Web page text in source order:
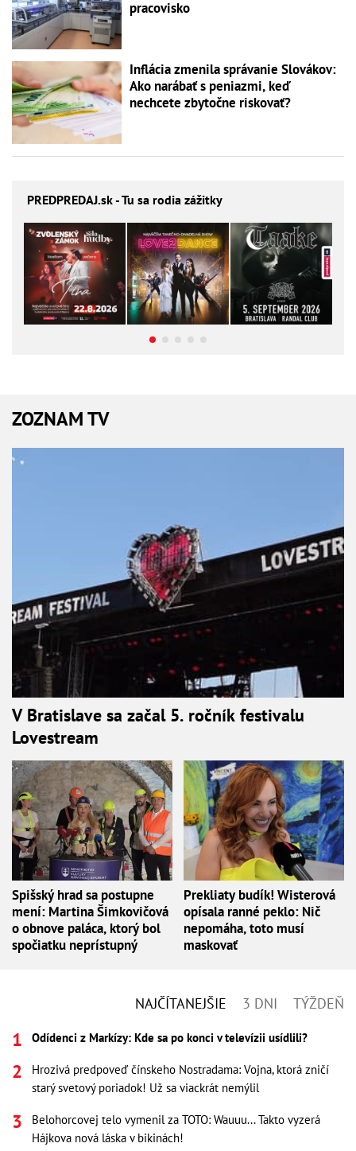
pracovisko
Inflácia zmenila správanie Slovákov:
Ako narábať s peniazmi, keď
nechcete zbytočne riskovať?
PREDPREDAJ.sk - Tu sa rodia zážitky
ZOZNAM TV
V Bratislave sa začal 5. ročník festivalu
Lovestream
Spišský hrad sa postupne
mení: Martina Šimkovičová
o obnove paláca, ktorý bol
spočiatku neprístupný
Prekliaty budík! Wisterová
opísala ranné peklo: Nič
nepomáha, toto musí
maskovať
NAJČÍTANEJŠIE 3 DNI TÝŽDEŇ
Odídenci z Markízy: Kde sa po konci v televízii usídlili?
Hrozivá predpoveď čínskeho Nostradama: Vojna, ktorá zničí
starý svetový poriadok! Už sa viackrát nemýlil
Belohorcovej telo vymenil za TOTO: Wauuu... Takto vyzerá
Hájkova nová láska v bikinách!